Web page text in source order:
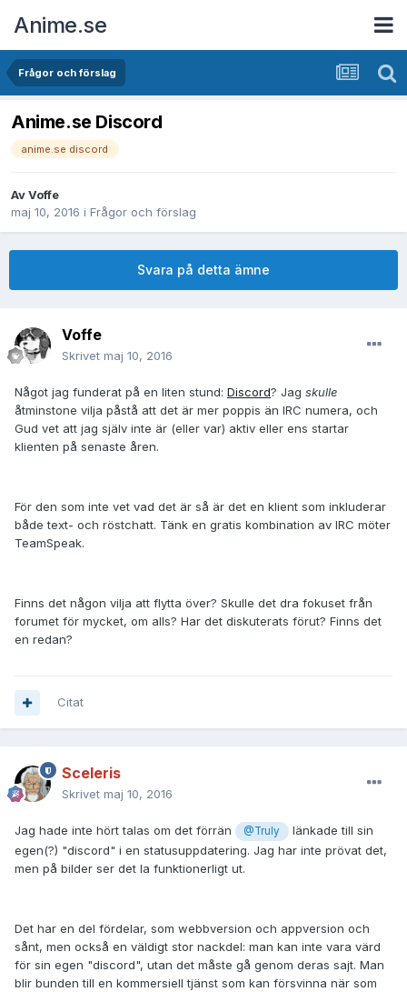
Anime.se
Frågor och förslag
Anime.se Discord
anime.se discord
AvVoffe
maj 10, 2016 i Frågor och förslag
Svara på detta ämne
Voffe
Skrivet maj 10, 2016
Något jag funderat på en liten stund: Discord? Jag skulle
åtminstone vilja påstå att det är mer poppis än IRC numera, och
Gud vet att jag själv inte är (eller var) aktiv eller ens startar
klienten på senaste åren.
För den som inte vet vad det är så är det en klient som inkluderar
både text- och röstchatt. Tänk en gratis kombination av IRC möter
TeamSpeak.
Finns det någon vilja att flytta över? Skulle det dra fokuset från
forumet för mycket, om alls? Har det diskuterats förut? Finns det
en redan?
Citat
Sceleris
Skrivet maj 10, 2016
Jag hade inte hört talas om det förrän @Truly
länkade till sin
egen(?) "discord" i en statusuppdatering. Jag har inte prövat det,
men på bilder ser det la funktionerligt ut.
Det har en del fördelar, som webbversion och appversion och
sånt, men också en väldigt stor nackdel: man kan inte vara värd
för sin egen "discord", utan det måste gå genom deras sajt. Man
blir bunden till en kommersiell tjänst som kan försvinna när som